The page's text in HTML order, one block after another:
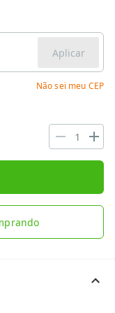
Aplicar
Não sei meu CEP